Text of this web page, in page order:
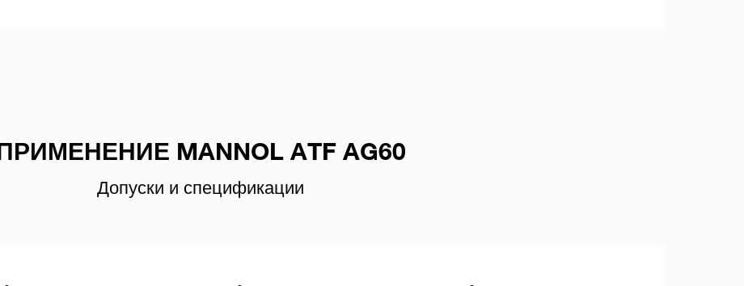
ПРИМЕНЕНИЕ MANNOL ATF AG60
Допуски и спецификации